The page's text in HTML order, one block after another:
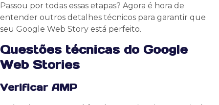
Passou por todas essas etapas? Agora é hora de
entender outros detalhes técnicos para garantir que
seu Google Web Story está perfeito.
Questões técnicas do Google
Web Stories
Verificar AMP